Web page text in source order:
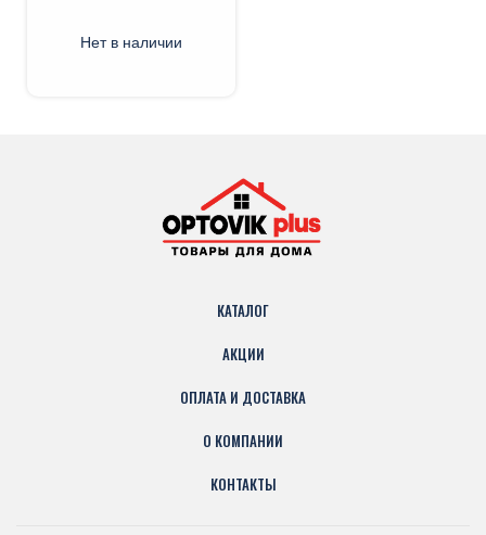
Нет в наличии
КАТАЛОГ
АКЦИИ
ОПЛАТА И ДОСТАВКА
О КОМПАНИИ
КОНТАКТЫ